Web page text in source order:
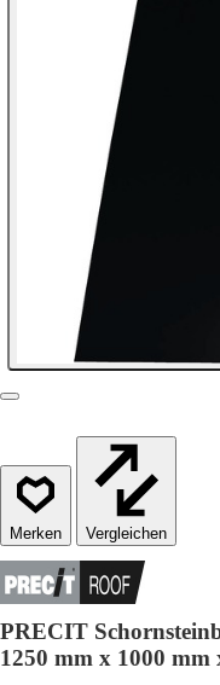
Vergleichen
PRECIT
1250 mm x 1000 mm